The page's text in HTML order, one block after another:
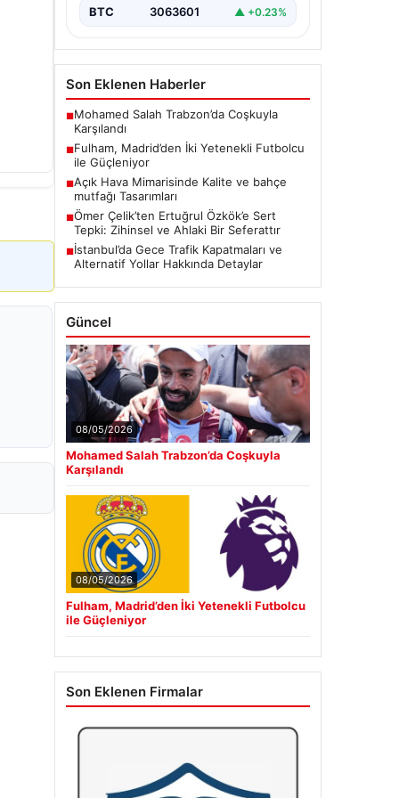
BTC 3063601 ▲ +0.23%
Son Eklenen Haberler
■Mohamed Salah Trabzon’da Coşkuyla
Karşılandı
■Fulham, Madrid’den İki Yetenekli Futbolcu
ile Güçleniyor
■Açık Hava Mimarisinde Kalite ve bahçe
mutfağı Tasarımları
■Ömer Çelik’ten Ertuğrul Özkök’e Sert
Tepki: Zihinsel ve Ahlaki Bir Seferattır
■İstanbul’da Gece Trafik Kapatmaları ve
Alternatif Yollar Hakkında Detaylar
Güncel
08/05/2026
Mohamed Salah Trabzon’da Coşkuyla
Karşılandı
08/05/2026
Fulham, Madrid’den İki Yetenekli Futbolcu
ile Güçleniyor
Son Eklenen Firmalar